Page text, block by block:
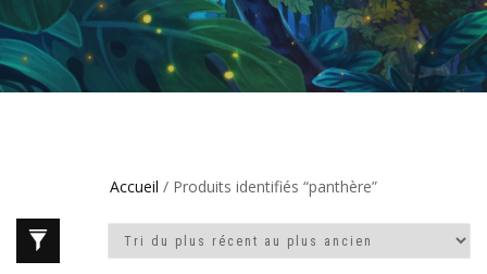
Accueil / Produits identifiés “panthère”